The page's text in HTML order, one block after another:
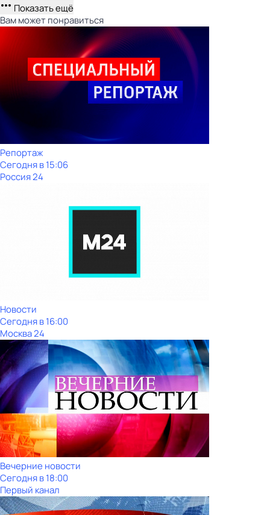
Показать ещё
Вам может понравиться
Репортаж
Сегодня в 15:06
Россия 24
Новости
Сегодня в 16:00
Москва 24
Вечерние новости
Сегодня в 18:00
Первый канал